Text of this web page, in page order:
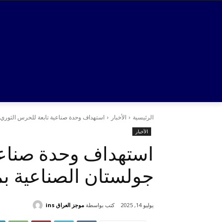
الرئيسية الأخبار استهداف وحدة صناعية تابعة للحرس
الأخبار
استهداف وحدة
جولستان
يوليو 14, 2025 كتب بواسطة موجز العراق ins